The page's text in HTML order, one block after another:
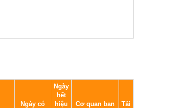
Ngày có
Ngày
hết
hiệu
Cơ quan ban
Tải